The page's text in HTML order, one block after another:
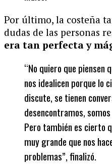
Por último, la costeña
dudas de las personas
era tan perfecta y
“No quiero que piensen
nos idealicen porque lo
discute, se tienen
desencontramos,
Pero también es cierto
muy grande que nos
problemas”, finalizó.